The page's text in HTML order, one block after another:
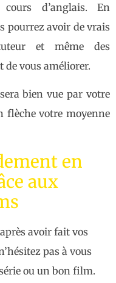
d’anglais. En
pourrez avoir de vrais
et même des
de vous améliorer.
bien vue par votre
flèche votre moyenne
en
aux
avoir fait vos
pas à vous
ou un bon film.